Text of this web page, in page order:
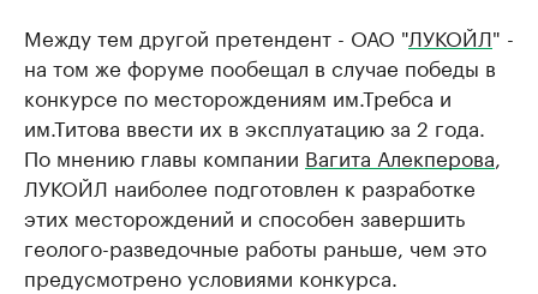
Между тем другой претендент - ОАО "ЛУКОЙЛ" -
на том же форуме пообещал в случае победы в
конкурсе по месторождениям им.Требса и
им.Титова ввести их в эксплуатацию за 2 года.
По мнению главы компании Вагита Алекперова,
ЛУКОЙЛ наиболее подготовлен к разработке
этих месторождений и способен завершить
геолого-разведочные работы раньше, чем это
предусмотрено условиями конкурса.